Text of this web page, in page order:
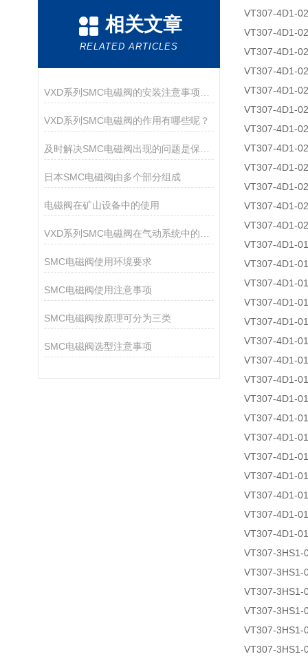
相关文章
RELATED ARTICLES
VXD系列SMC电磁阀的作用有哪些呢？
日本SMC电磁阀由多个部分组成
电磁阀在矿山设备中的使用
SMC电磁阀使用环境要求
SMC电磁阀使用注意事项
SMC电磁阀按原理可分为三类
SMC电磁阀选型注意事项
VT307-4D1-
VT307-4D1-
VT307-4D1-
VT307-4D1-
VT307-4D1-
VT307-4D1-
VT307-4D1-
VT307-4D1-
VT307-4D1-
VT307-4D1-
VT307-4D1-
VT307-4D1-02
VT307-4D1-
VT307-4D1-
VT307-4D1-
VT307-4D1-
VT307-4D1-
VT307-4D1-
VT307-4D1-
VT307-4D1-
VT307-4D1-
VT307-4D1-
VT307-4D1-
VT307-4D1-
VT307-4D1-
VT307-4D1-
VT307-4D1-
VT307-4D1-01
VT307-3HS1-
VT307-3HS1-
VT307-3HS1-
VT307-3HS1-
VT307-3HS1-
VT307-3HS1-